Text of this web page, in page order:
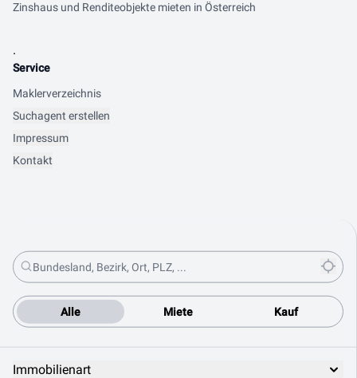
Alle Miete Kauf
Immobilienart
Zinshaus und Renditeobjekte mieten in Österreich
.
Service
Maklerverzeichnis
Suchagent erstellen
Impressum
Kontakt